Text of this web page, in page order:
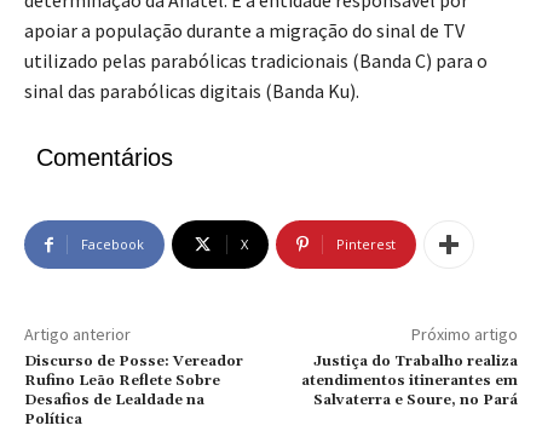
apoiar a população durante a migração do sinal de TV
utilizado pelas parabólicas tradicionais (Banda C) para o
sinal das parabólicas digitais (Banda Ku).
Comentários
Facebook X Pinterest
Artigo anterior
Discurso de Posse: Vereador
Rufino Leão Reflete Sobre
Desafios de Lealdade na
Política
Próximo artigo
Justiça do Trabalho realiza
atendimentos itinerantes em
Salvaterra e Soure, no Pará